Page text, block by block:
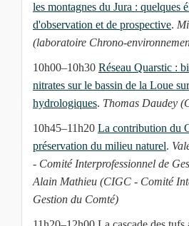
les montagnes du Jura : quelques
d'observation et de prospective.
(laboratoire Chrono-
10h00–10h30 Réseau Quarstic :
nitrates sur le bassin de la Loue
hydrologiques. Thomas Daudey
10h45–11h20 La contribution du
préservation du milieu naturel.
- Comité Interprofessionnel de
Alain Mathieu (CIGC - Comité
Gestion du Comté)